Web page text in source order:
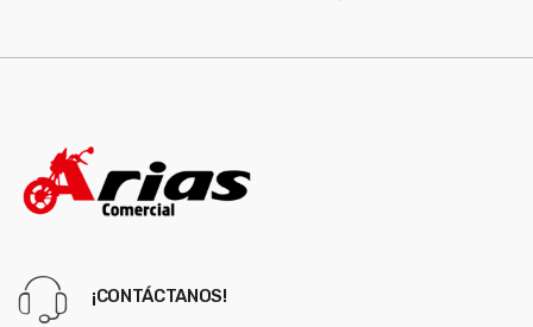
¡CONTÁCTANOS!